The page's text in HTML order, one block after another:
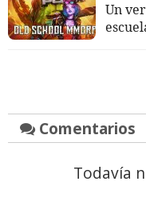
Un
Comentarios
Todavía